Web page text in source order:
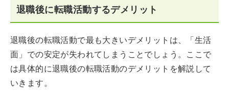
退職後に転職活動するデメリット
退職後の転職活動で最も大きいデメリットは、「生活
面」での安定が失われてしまうことでしょう。ここで
は具体的に退職後の転職活動のデメリットを解説して
いきます。